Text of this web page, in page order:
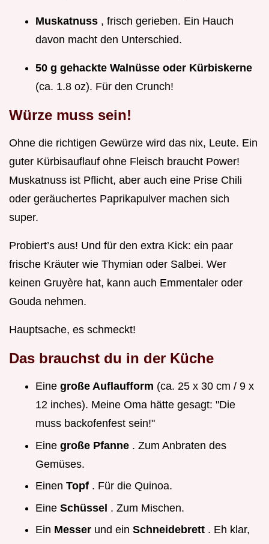
Muskatnuss , frisch gerieben. Ein Hauch
davon macht den Unterschied.
50 g gehackte Walnüsse oder Kürbiskerne
(ca. 1.8 oz). Für den Crunch!
Würze muss sein!
Ohne die richtigen Gewürze wird das nix, Leute. Ein
guter Kürbisauflauf ohne Fleisch braucht Power!
Muskatnuss ist Pflicht, aber auch eine Prise Chili
oder geräuchertes Paprikapulver machen sich
super.
Probiert’s aus! Und für den extra Kick: ein paar
frische Kräuter wie Thymian oder Salbei. Wer
keinen Gruyère hat, kann auch Emmentaler oder
Gouda nehmen.
Hauptsache, es schmeckt!
Das brauchst du in der Küche
Eine große Auflaufform (ca. 25 x 30 cm / 9 x
12 inches). Meine Oma hätte gesagt: "Die
muss backofenfest sein!"
Eine große Pfanne . Zum Anbraten des
Gemüses.
Einen Topf . Für die Quinoa.
Eine Schüssel . Zum Mischen.
Ein Messer und ein Schneidebrett . Eh klar,